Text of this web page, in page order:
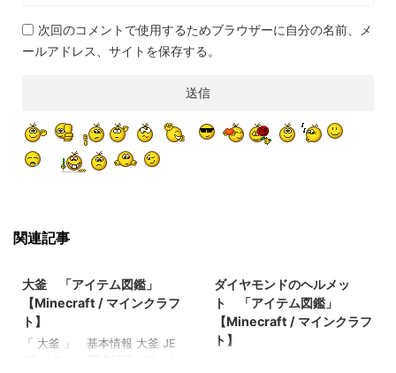
次回のコメントで使用するためブラウザーに自分の名前、メ
ールアドレス、サイトを保存する。
関連記事
大釜 「アイテム図鑑」
【Minecraft / マインクラフ
ト】
「 大釜 」 基本情報 大釜 JE
ダイヤモンドのヘルメッ
ト 「アイテム図鑑」
【Minecraft / マインクラフ
ト】